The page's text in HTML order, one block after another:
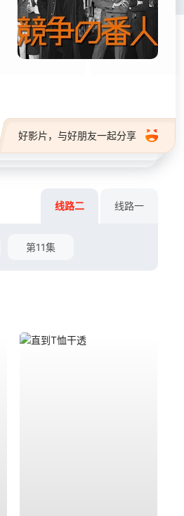
好影片，与好朋友一起分享
线路二 线路一
第11集